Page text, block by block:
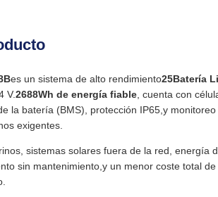
es un sistema de alto rendimiento25Batería
V.2688Wh de energía fiable , cuenta con
la batería (BMS), protección IP65,y
exigentes.
sistemas solares fuera de la red, energía
sin mantenimiento,y un menor coste total